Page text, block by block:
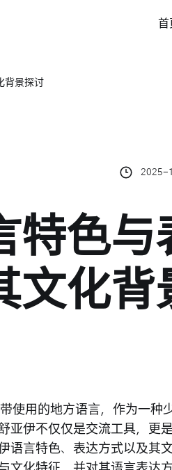
首
背景探讨
2025-
特色与
文化背
使用的地方语言，作为一种
亚伊不仅仅是交流工具，更
语言特色、表达方式以及其